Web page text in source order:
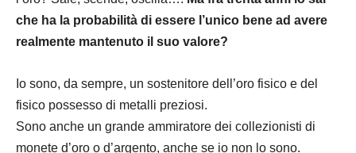
che ha la probabilità di essere l’unico bene ad avere
realmente mantenuto il suo valore?
Io sono, da sempre, un sostenitore dell’oro fisico e del
fisico possesso di metalli preziosi.
Sono anche un grande ammiratore dei collezionisti di
monete d’oro o d’argento, anche se io non lo sono.